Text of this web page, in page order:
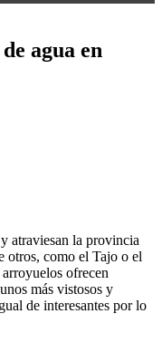
agua en
atraviesan la provincia
otros, como el Tajo o el
ofrecen
más vistosos y
de interesantes por lo